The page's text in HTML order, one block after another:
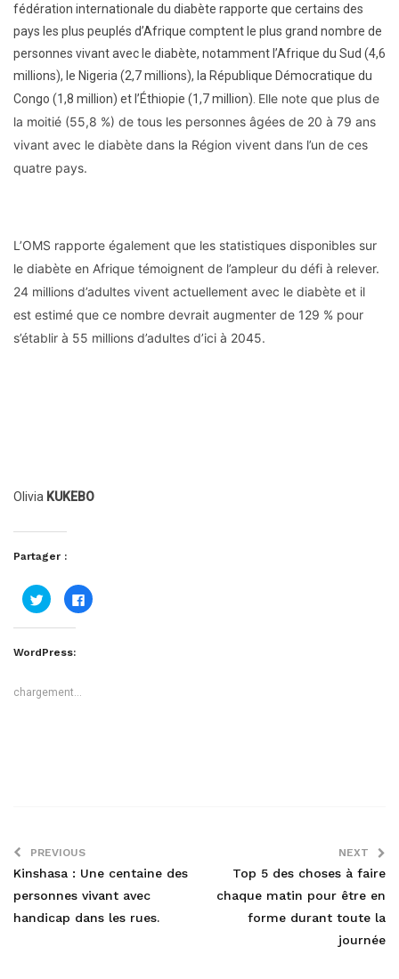
fédération internationale du diabète rapporte que certains des
pays les plus peuplés d’Afrique comptent le plus grand nombre de
personnes vivant avec le diabète, notamment l’Afrique du Sud (4,6
millions), le Nigeria (2,7 millions), la République Démocratique du
Congo (1,8 million) et l’Éthiopie (1,7 million). Elle note que plus de
la moitié (55,8 %) de tous les personnes âgées de 20 à 79 ans
vivant avec le diabète dans la Région vivent dans l’un de ces
quatre pays.
L’OMS rapporte également que les statistiques disponibles sur
le diabète en Afrique témoignent de l’ampleur du défi à relever.
24 millions d’adultes vivent actuellement avec le diabète et il
est estimé que ce nombre devrait augmenter de 129 % pour
s’établir à 55 millions d’adultes d’ici à 2045.
Olivia KUKEBO
Partager :
Cliquez
pour
partager
sur
dans
une
Cliquez
pour
WordPress:
chargement…
PREVIOUS
Kinshasa : Une centaine des
personnes vivant avec
handicap dans les rues.
NEXT
Top 5 des choses à faire
chaque matin pour être en
forme durant toute la
journée